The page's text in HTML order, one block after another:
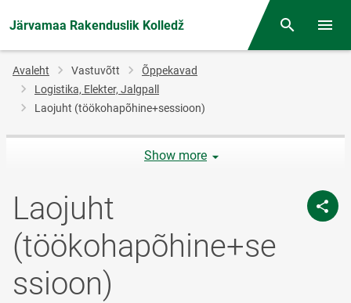
Järvamaa Rakenduslik Kolledž Otsing
Jälglink
Avaleht Vastuvõtt
Õppekavad
Logistika, Elekter, Jalgpall
Laojuht (töökohapõhine+sessioon)
Laojuht
(töökohapõhine+se
ssioon)
Show more